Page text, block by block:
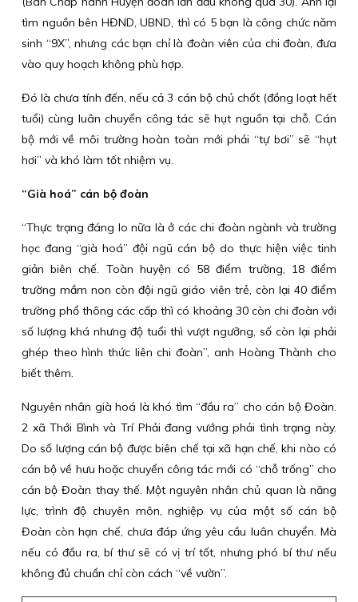
tìm nguồn bên HĐND, UBND, thì có 5 bạn là công chức năm
sinh “9X”, nhưng các bạn chỉ là đoàn viên của chi đoàn, đưa
vào quy hoạch không phù hợp.
Đó là chưa tính đến, nếu cả 3 cán bộ chủ chốt (đồng loạt hết
tuổi) cùng luân chuyển công tác sẽ hụt nguồn tại chỗ. Cán
bộ mới về môi trường hoàn toàn mới phải “tự bơi” sẽ “hụt
hơi” và khó làm tốt nhiệm vụ.
“Già hoá” cán bộ đoàn
“Thực trạng đáng lo nữa là ở các chi đoàn ngành và trường
học đang “già hoá” đội ngũ cán bộ do thực hiện việc tinh
giản biên chế. Toàn huyện có 58 điểm trường, 18 điểm
trường mầm non còn đội ngũ giáo viên trẻ, còn lại 40 điểm
trường phổ thông các cấp thì có khoảng 30 còn chi đoàn với
số lượng khá nhưng độ tuổi thì vượt ngưỡng, số còn lại phải
ghép theo hình thức liên chi đoàn”, anh Hoàng Thành cho
biết thêm.
Nguyên nhân già hoá là khó tìm “đầu ra” cho cán bộ Đoàn.
2 xã Thới Bình và Trí Phải đang vướng phải tình trạng này.
Do số lượng cán bộ được biên chế tại xã hạn chế, khi nào có
cán bộ về hưu hoặc chuyển công tác mới có “chỗ trống” cho
cán bộ Đoàn thay thế. Một nguyên nhân chủ quan là năng
lực, trình độ chuyên môn, nghiệp vụ của một số cán bộ
Đoàn còn hạn chế, chưa đáp ứng yêu cầu luân chuyển. Mà
nếu có đầu ra, bí thư sẽ có vị trí tốt, nhưng phó bí thư nếu
không đủ chuẩn chỉ còn cách “về vườn”.